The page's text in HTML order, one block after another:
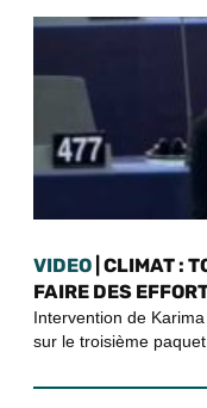
VIDEO | CLIMAT :
FAIRE DES
Intervention de
sur le troisième